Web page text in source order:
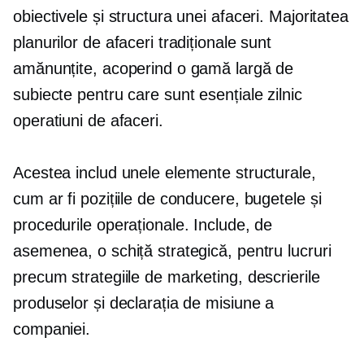
obiectivele și structura unei afaceri. Majoritatea
planurilor de afaceri tradiționale sunt
amănunțite, acoperind o gamă largă de
subiecte pentru care sunt esențiale zilnic
operatiuni de afaceri.
Acestea includ unele elemente structurale,
cum ar fi pozițiile de conducere, bugetele și
procedurile operaționale. Include, de
asemenea, o schiță strategică, pentru lucruri
precum strategiile de marketing, descrierile
produselor și declarația de misiune a
companiei.